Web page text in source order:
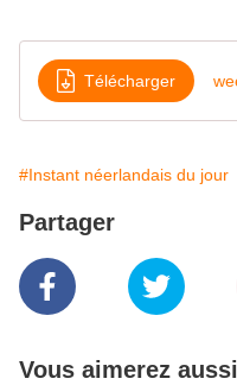
Télécharger
#Instant néerlandais du jour
Partager
Vous aimerez aussi